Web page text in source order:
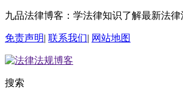
九品法律博客：学法律知识了解最新法律
免责声明| 联系我们| 网站地图
搜索